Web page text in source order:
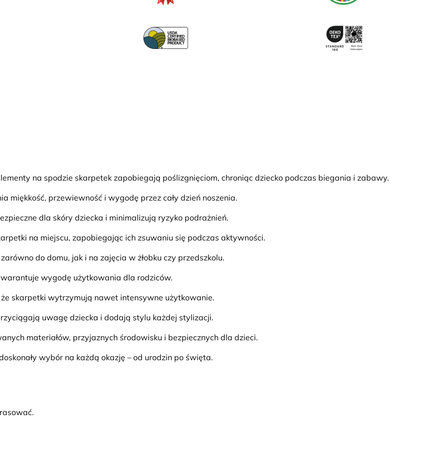
na spodzie skarpetek zapobiegają poślizgnięciom, chroniąc dziecko podczas biegania i zabawy.
miękkość, przewiewność i wygodę przez cały dzień noszenia.
dla skóry dziecka i minimalizują ryzyko podrażnień.
na miejscu, zapobiegając ich zsuwaniu się podczas aktywności.
do domu, jak i na zajęcia w żłobku czy przedszkolu.
wygodę użytkowania dla rodziców.
skarpetki wytrzymują nawet intensywne użytkowanie.
uwagę dziecka i dodają stylu każdej stylizacji.
materiałów, przyjaznych środowisku i bezpiecznych dla dzieci.
wybór na każdą okazję – od urodzin po święta.